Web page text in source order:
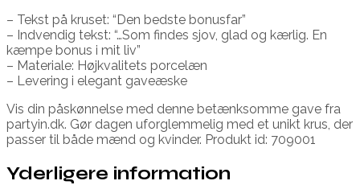
– Tekst på kruset: “Den bedste bonusfar”
– Indvendig tekst: “…Som findes sjov, glad og kærlig. En
kæmpe bonus i mit liv”
– Materiale: Højkvalitets porcelæn
– Levering i elegant gaveæske
Vis din påskønnelse med denne betænksomme gave fra
partyin.dk. Gør dagen uforglemmelig med et unikt krus, der
passer til både mænd og kvinder. Produkt id: 709001
Yderligere information